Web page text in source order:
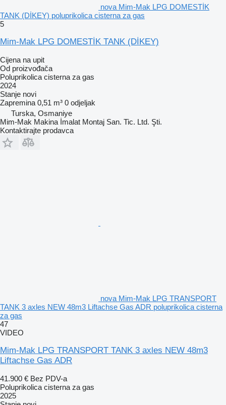
nova Mim-Mak LPG DOMESTİK
TANK (DİKEY) poluprikolica cisterna za gas
5
Mim-Mak LPG DOMESTİK TANK (DİKEY)
Cijena na upit
Od proizvođača
Poluprikolica cisterna za gas
2024
Stanje novi
Zapremina 0,51 m³ 0 odjeljak
Turska, Osmaniye
Mim-Mak Makina İmalat Montaj San. Tic. Ltd. Şti.
Kontaktirajte prodavca
nova Mim-Mak LPG TRANSPORT
TANK 3 axles NEW 48m3 Liftachse Gas ADR poluprikolica cisterna
za gas
47
VIDEO
Mim-Mak LPG TRANSPORT TANK 3 axles NEW 48m3
Liftachse Gas ADR
41.900 € Bez PDV-a
Poluprikolica cisterna za gas
2025